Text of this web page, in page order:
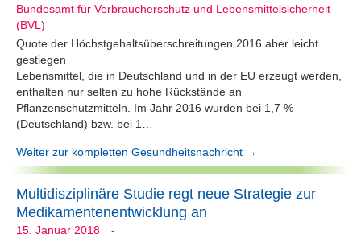
Bundesamt für Verbraucherschutz und Lebensmittelsicherheit
(BVL)
Quote der Höchstgehaltsüberschreitungen 2016 aber leicht
gestiegen
Lebensmittel, die in Deutschland und in der EU erzeugt werden,
enthalten nur selten zu hohe Rückstände an
Pflanzenschutzmitteln. Im Jahr 2016 wurden bei 1,7 %
(Deutschland) bzw. bei 1…
Weiter zur kompletten Gesundheitsnachricht →
Multidisziplinäre Studie regt neue Strategie zur
Medikamentenentwicklung an
15. Januar 2018
-